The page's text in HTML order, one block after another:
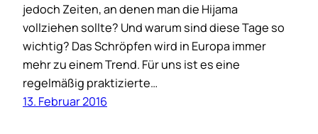
jedoch Zeiten, an denen man die Hijama
vollziehen sollte? Und warum sind diese Tage so
wichtig? Das Schröpfen wird in Europa immer
mehr zu einem Trend. Für uns ist es eine
regelmäßig praktizierte…
13. Februar 2016